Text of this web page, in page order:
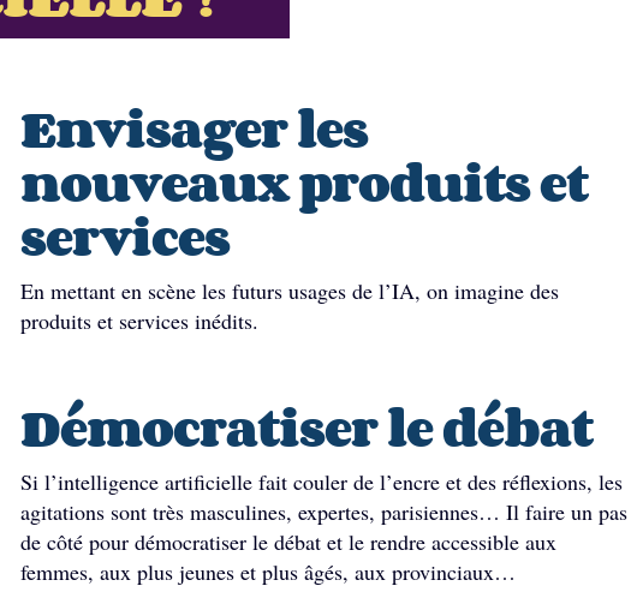
Envisager les
nouveaux produits et
services
En mettant en scène les futurs usages de l’IA, on imagine des
produits et services inédits.
Démocratiser le débat
Si l’intelligence artificielle fait couler de l’encre et des réflexions, les
agitations sont très masculines, expertes, parisiennes… Il faire un pas
de côté pour démocratiser le débat et le rendre accessible aux
femmes, aux plus jeunes et plus âgés, aux provinciaux…